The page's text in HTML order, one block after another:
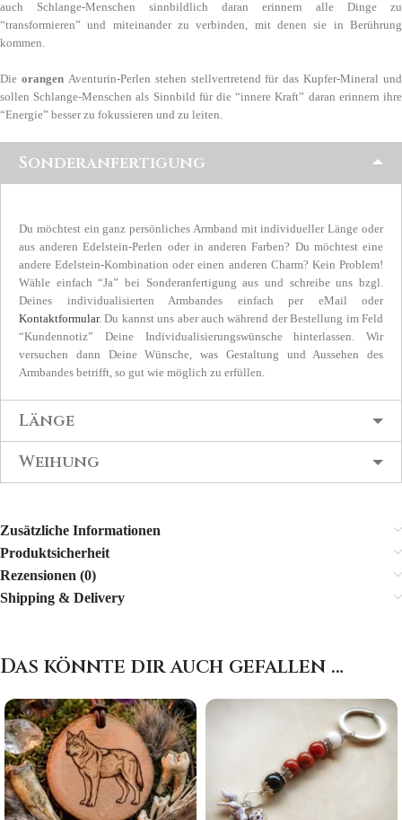
auch Schlange-Menschen sinnbildlich daran erinnern alle Dinge zu
“transformieren” und miteinander zu verbinden, mit denen sie in Berührung
kommen.
Die orangen Aventurin-Perlen stehen stellvertretend für das Kupfer-Mineral und
sollen Schlange-Menschen als Sinnbild für die “innere Kraft” daran erinnern ihre
“Energie” besser zu fokussieren und zu leiten.
Sonderanfertigung
Du möchtest ein ganz persönliches Armband mit individueller Länge oder
aus anderen Edelstein-Perlen oder in anderen Farben? Du möchtest eine
andere Edelstein-Kombination oder einen anderen Charm? Kein Problem!
Wähle einfach “Ja” bei Sonderanfertigung aus und schreibe uns bzgl.
Deines individualisierten Armbandes einfach per eMail oder
Kontaktformular. Du kannst uns aber auch während der Bestellung im Feld
“Kundennotiz” Deine Individualisierungswünsche hinterlassen. Wir
versuchen dann Deine Wünsche, was Gestaltung und Aussehen des
Armbandes betrifft, so gut wie möglich zu erfüllen.
Länge
Weihung
Zusätzliche Informationen
Produktsicherheit
Rezensionen (0)
Shipping & Delivery
Das könnte dir auch gefallen …